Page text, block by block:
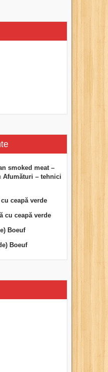
smoked meat –
Afumături – tehnici
ceapă verde
cu ceapă verde
Boeuf
Boeuf